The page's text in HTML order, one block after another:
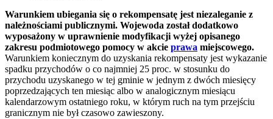
Warunkiem ubiegania się o rekompensatę jest niezaleganie z
należnościami publicznymi. Wojewoda został dodatkowo
wyposażony w uprawnienie modyfikacji wyżej opisanego
zakresu podmiotowego pomocy w akcie prawa miejscowego.
Warunkiem koniecznym do uzyskania rekompensaty jest wykazanie
spadku przychodów o co najmniej 25 proc. w stosunku do
przychodu uzyskanego w tej gminie w jednym z dwóch miesięcy
poprzedzających ten miesiąc albo w analogicznym miesiącu
kalendarzowym ostatniego roku, w którym ruch na tym przejściu
granicznym nie był czasowo zawieszony.